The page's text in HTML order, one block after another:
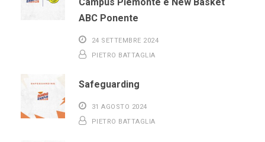
ABC Ponente
24 SETTEMBRE 2024
PIETRO BATTAGLIA
Safeguarding
31 AGOSTO 2024
PIETRO BATTAGLIA